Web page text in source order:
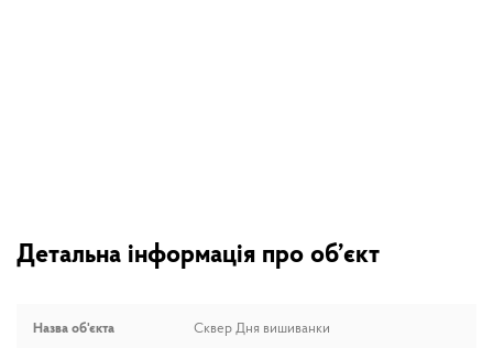
Детальна інформація про об’єкт
Назва об'єкта Сквер Дня вишиванки